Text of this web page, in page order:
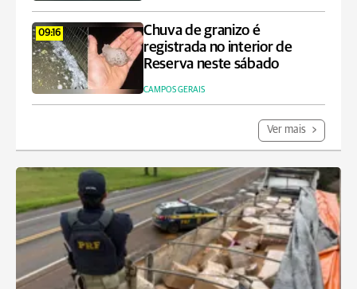
09:16
Chuva de granizo é
registrada no interior de
Reserva neste sábado
CAMPOS GERAIS
Ver mais